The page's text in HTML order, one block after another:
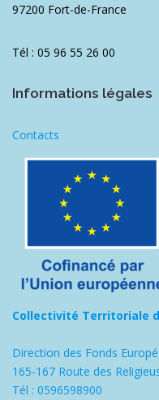
97200 Fort-de-France
Tél : 05 96 55 26 00
Informations légales
Contacts
Collectivité Territoriale
Direction des Fonds
165-167 Route des
Tél : 0596598900